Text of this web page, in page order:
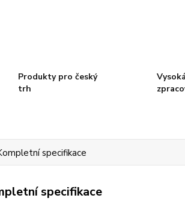
Produkty pro český
trh
specifikace
specifikace